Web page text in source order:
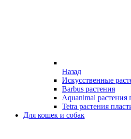
Назад
Искусственные
Barbus растения
Aquanimal растения
Tetra растения
Для кошек и собак